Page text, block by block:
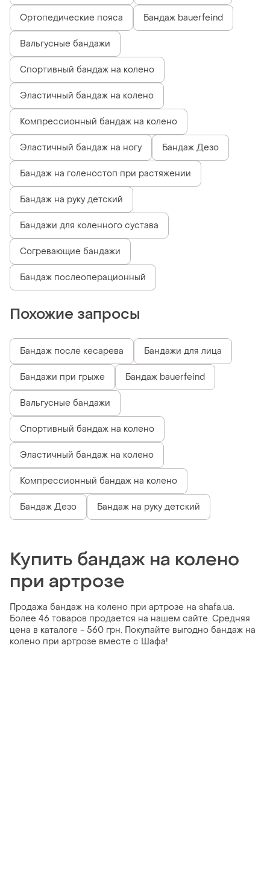
Ортопедические пояса Бандаж bauerfeind
Вальгусные бандажи
Спортивный бандаж на колено
Эластичный бандаж на колено
Компрессионный бандаж на колено
Эластичный бандаж на ногу Бандаж Дезо
Бандаж на голеностоп при растяжении
Бандаж на руку детский
Бандажи для коленного сустава
Согревающие бандажи
Бандаж послеоперационный
Похожие запросы
Бандаж после кесарева Бандажи для лица
Бандажи при грыже Бандаж bauerfeind
Вальгусные бандажи
Спортивный бандаж на колено
Эластичный бандаж на колено
Компрессионный бандаж на колено
Бандаж Дезо Бандаж на руку детский
Купить бандаж на колено
при артрозе
Продажа бандаж на колено при артрозе на shafa.ua.
Более 46 товаров продается на нашем сайте. Средняя
цена в каталоге - 560 грн. Покупайте выгодно бандаж на
колено при артрозе вместе с Шафа!